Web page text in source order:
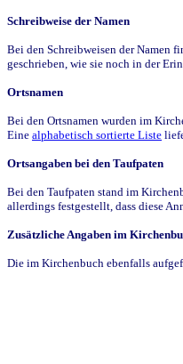
Schreibweise der Namen
Bei den Schreibweisen der Namen
geschrieben, wie sie noch in der
Ortsnamen
Bei den Ortsnamen wurden im
Eine alphabetisch sortierte Liste
Ortsangaben bei den Taufpaten
Bei den Taufpaten stand im
allerdings festgestellt, dass diese
Zusätzliche Angaben im
Die im Kirchenbuch ebenfalls